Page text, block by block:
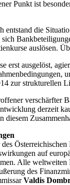
Punkt ist
entstand die
auslösen.
erst ausgelöst,
zur strukturellen
verschärfter
derzeit
diesem
auf
Alle weltweiten
des
Valdis